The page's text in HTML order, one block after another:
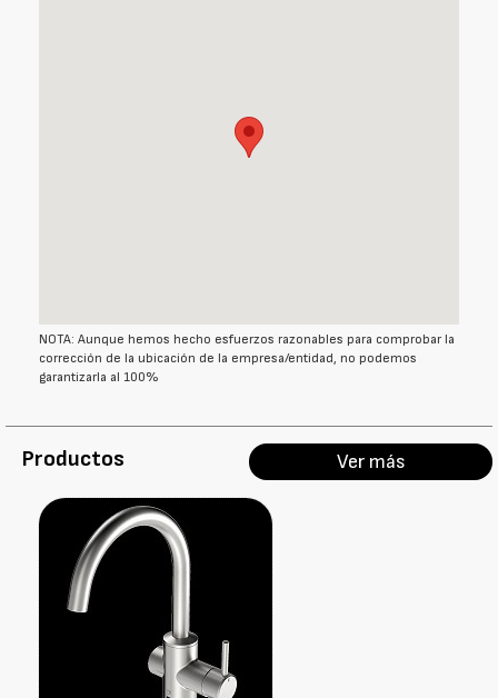
NOTA: Aunque hemos hecho esfuerzos razonables para comprobar la
corrección de la ubicación de la empresa/entidad, no podemos
garantizarla al 100%
Productos Ver más